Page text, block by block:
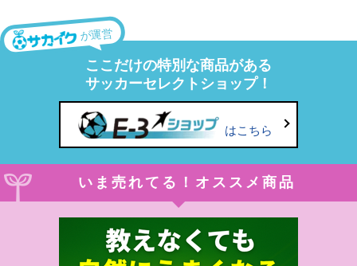
が運営
ここだけの特別な商品がある
サッカーセレクトショップ！
はこちら
いま売れてる！オススメ商品